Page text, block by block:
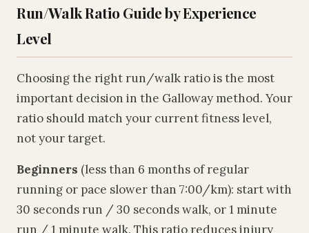
Run/Walk Ratio Guide by Experience
Level
Choosing the right run/walk ratio is the most
important decision in the Galloway method. Your
ratio should match your current fitness level,
not your target.
Beginners (less than 6 months of regular
running or pace slower than 7:00/km): start with
30 seconds run / 30 seconds walk, or 1 minute
run / 1 minute walk. This ratio reduces injury